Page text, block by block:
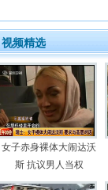
视频精选
女子赤身裸体大闹达沃
斯 抗议男人当权